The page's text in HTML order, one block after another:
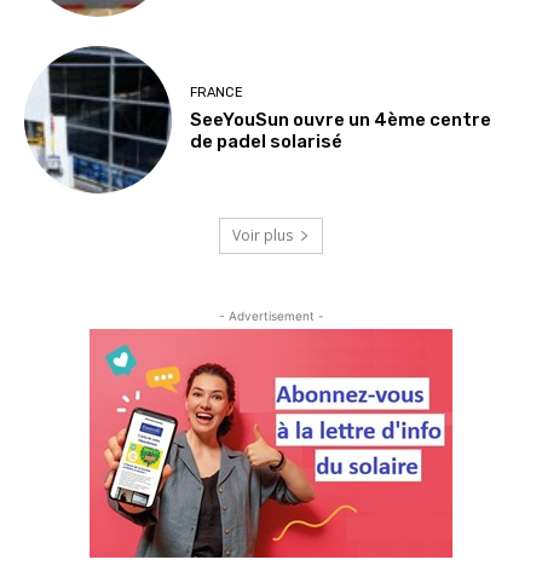
FRANCE
SeeYouSun ouvre un 4ème centre
de padel solarisé
Voir plus
- Advertisement -